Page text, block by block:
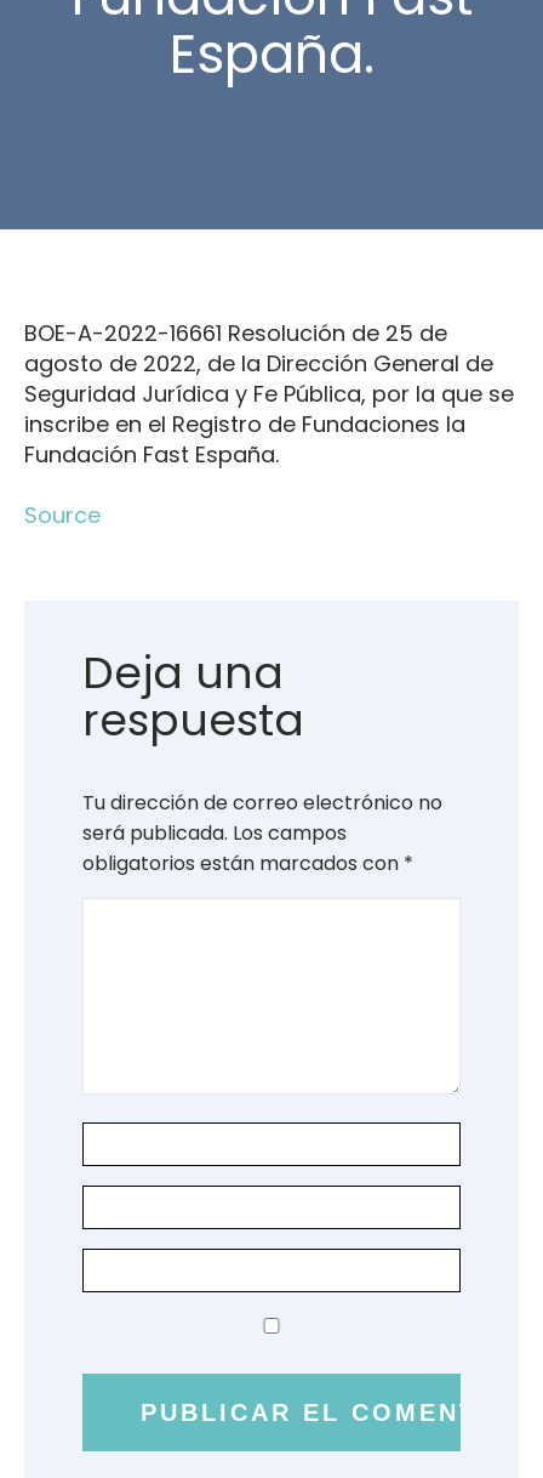
España.
BOE-A-2022-16661 Resolución de 25 de
agosto de 2022, de la Dirección General de
Seguridad Jurídica y Fe Pública, por la que se
inscribe en el Registro de Fundaciones la
Fundación Fast España.
Source
Deja una
respuesta
Tu dirección de correo electrónico no
será publicada. Los campos
obligatorios están marcados con *